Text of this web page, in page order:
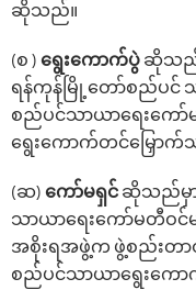
ဆိုသည်။
(စ ) ‌ရွေး‌ကောက်ပွဲ ဆိုသည်
ရန်ကုန်မြို့‌တော်စည်ပင် သ
စည်ပင်သာယာ‌ရေးကော်မ
ရွေးကောက်တင်‌မြှော
(ဆ) ကော်မရှင် ဆိုသည်မှာ
သာယာ​ရေးကော်မတီဝင်မ
အစိုးရအဖွဲ့က ဖွဲ့စည်းတာ
စည်ပင်သာယာရွေးကေ